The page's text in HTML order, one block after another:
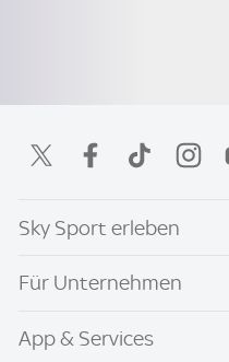
Sky Sport erleben
Für Unternehmen
App & Services